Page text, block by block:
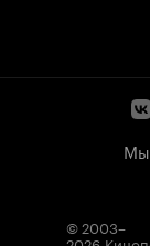
Мы
© 2003–